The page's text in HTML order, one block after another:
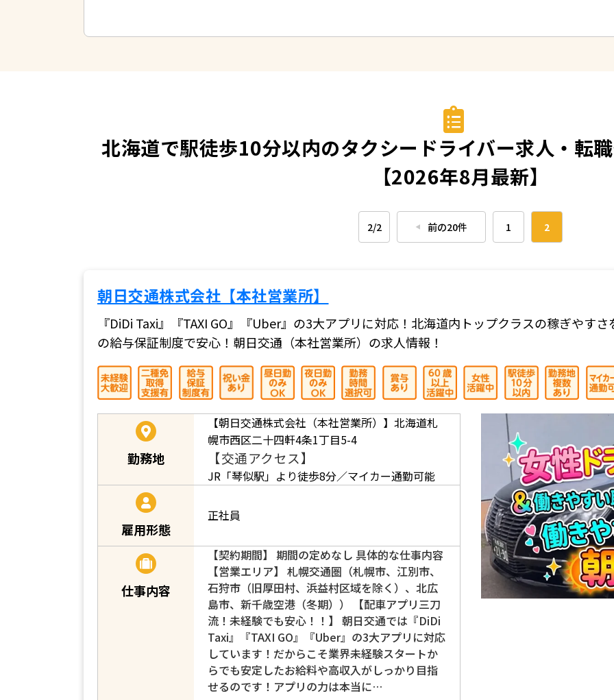
北海道で駅徒歩10分以内のタクシードライバー求人・転
【2026年8月最新】
2/2 ◀︎ 前の20件 1 2
朝日交通株式会社【本社営業所】
『DiDi Taxi』『TAXI GO』『Uber』の3大アプリに対応！北海道内トップクラスの稼ぎやす
の給与保証制度で安心！朝日交通（本社営業所）の求人情報！
勤務地
【朝日交通株式会社（本社営業所）】北海道札
幌市西区二十四軒4条1丁目5-4
【交通アクセス】
JR「琴似駅」より徒歩8分／マイカー通勤可能
雇用形態
正社員
仕事内容
【契約期間】 期間の定めなし 具体的な仕事内容
【営業エリア】 札幌交通圏（札幌市、江別市、
石狩市（旧厚田村、浜益村区域を除く）、北広
島市、新千歳空港（冬期）） 【配車アプリ三刀
流！未経験でも安心！！】 朝日交通では『DiDi
Taxi』『TAXI GO』『Uber』の3大アプリに対応
しています！だからこそ業界未経験スタートか
らでも安定したお給料や高収入がしっかり目指
せるのです！アプリの力は本当に…